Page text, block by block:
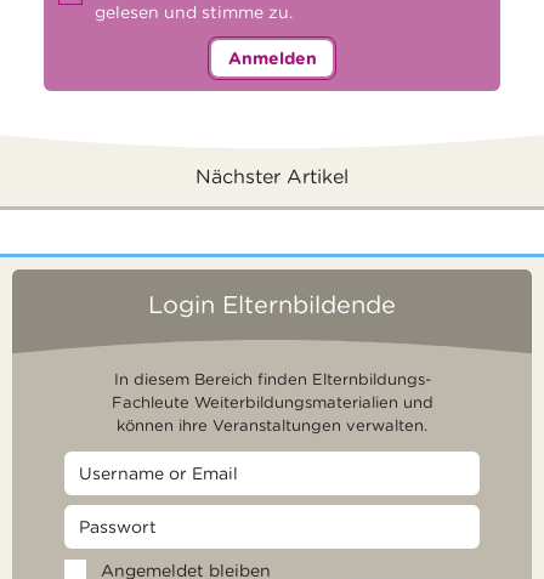
gelesen und stimme zu.
Anmelden
Nächster Artikel
Login Elternbildende
In diesem Bereich finden Elternbildungs-
Fachleute Weiterbildungsmaterialien und
können ihre Veranstaltungen verwalten.
Angemeldet bleiben